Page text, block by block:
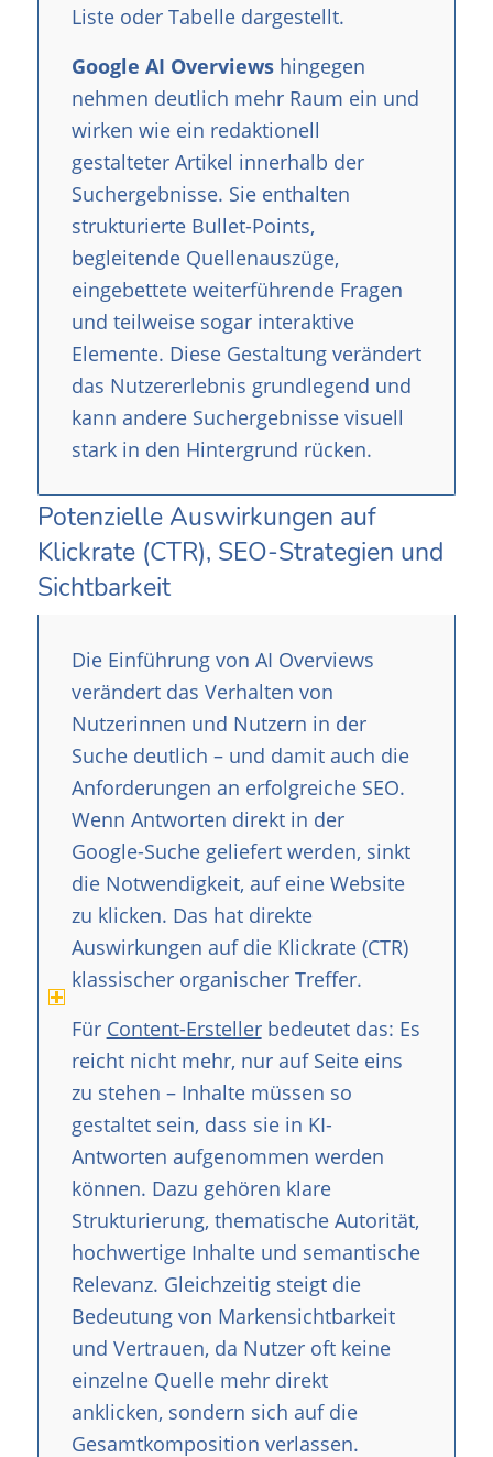
Liste oder Tabelle dargestellt.
Google AI Overviewshingegen
nehmen deutlich mehr Raum ein und
wirken wie ein redaktionell
gestalteter Artikel innerhalb der
Suchergebnisse. Sie enthalten
strukturierte Bullet-Points,
begleitende Quellenauszüge,
eingebettete weiterführende Fragen
und teilweise sogar interaktive
Elemente. Diese Gestaltung verändert
das Nutzererlebnis grundlegend und
kann andere Suchergebnisse visuell
stark in den Hintergrund rücken.
Potenzielle Auswirkungen auf
Klickrate (CTR), SEO-Strategien und
Sichtbarkeit
Die Einführung von AI Overviews
verändert das Verhalten von
Nutzerinnen und Nutzern in der
Suche deutlich – und damit auch die
Anforderungen an erfolgreiche SEO.
Wenn Antworten direkt in der
Google-Suche geliefert werden, sinkt
die Notwendigkeit, auf eine Website
zu klicken. Das hat direkte
Auswirkungen auf die Klickrate (CTR)
klassischer organischer Treffer.
Für Content-Erstellerbedeutet das: Es
reicht nicht mehr, nur auf Seite eins
zu stehen – Inhalte müssen so
gestaltet sein, dass sie in KI-
Antworten aufgenommen werden
können. Dazu gehören klare
Strukturierung, thematische Autorität,
hochwertige Inhalte und semantische
Relevanz. Gleichzeitig steigt die
Bedeutung von Markensichtbarkeit
und Vertrauen, da Nutzer oft keine
einzelne Quelle mehr direkt
anklicken, sondern sich auf die
Gesamtkomposition verlassen.